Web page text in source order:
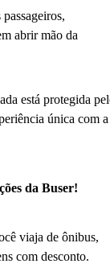
abrir mão da
está protegida
única com a
da Buser!
viaja de ônibus,
com desconto.